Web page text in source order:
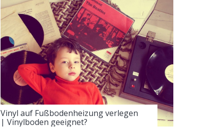
Vinyl auf Fußbodenheizung verlegen
| Vinylboden geeignet?